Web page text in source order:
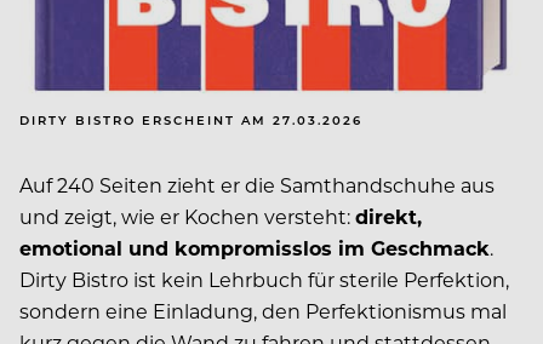
DIRTY BISTRO ERSCHEINT AM 27.03.2026
Auf 240 Seiten zieht er die Samthandschuhe aus
und zeigt, wie er Kochen versteht:direkt,
emotional und kompromisslos im Geschmack.
Dirty Bistro ist kein Lehrbuch für sterile Perfektion,
sondern eine Einladung, den Perfektionismus mal